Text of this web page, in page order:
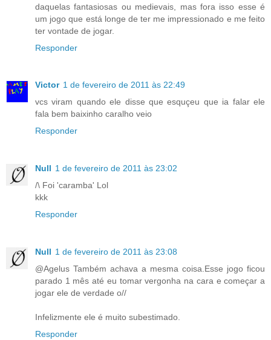
daquelas fantasiosas ou medievais, mas fora isso esse é
um jogo que está longe de ter me impressionado e me feito
ter vontade de jogar.
Responder
Victor 1 de fevereiro de 2011 às 22:49
vcs viram quando ele disse que esquçeu que ia falar ele
fala bem baixinho caralho veio
Responder
Null 1 de fevereiro de 2011 às 23:02
/\ Foi 'caramba' Lol
kkk
Responder
Null 1 de fevereiro de 2011 às 23:08
@Agelus Também achava a mesma coisa.Esse jogo ficou
parado 1 mês até eu tomar vergonha na cara e começar a
jogar ele de verdade o//
Infelizmente ele é muito subestimado.
Responder